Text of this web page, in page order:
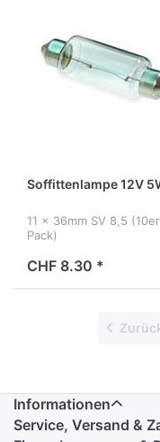
Soffittenlampe 12V
11 x 36mm SV 8,5 (10er
Pack)
CHF 8.30 *
Informationen
Service, Versand &